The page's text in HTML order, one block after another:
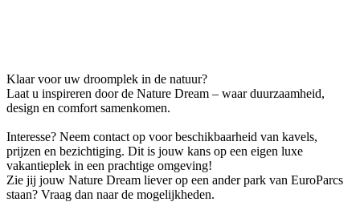
Klaar voor uw droomplek in de natuur?
Laat u inspireren door de Nature Dream – waar duurzaamheid,
design en comfort samenkomen.
Interesse? Neem contact op voor beschikbaarheid van kavels,
prijzen en bezichtiging. Dit is jouw kans op een eigen luxe
vakantieplek in een prachtige omgeving!
Zie jij jouw Nature Dream liever op een ander park van EuroParcs
staan? Vraag dan naar de mogelijkheden.